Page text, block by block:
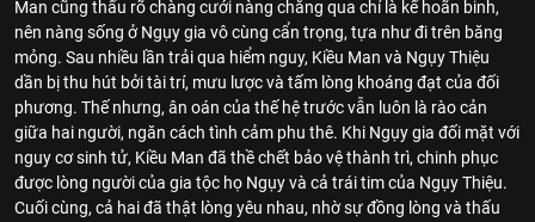
Man cũng thấu rõ chàng cưới nàng chẳng qua chỉ là kế hoãn binh,
nên nàng sống ở Ngụy gia vô cùng cẩn trọng, tựa như đi trên băng
mỏng. Sau nhiều lần trải qua hiểm nguy, Kiều Man và Ngụy Thiệu
dần bị thu hút bởi tài trí, mưu lược và tấm lòng khoáng đạt của đối
phương. Thế nhưng, ân oán của thế hệ trước vẫn luôn là rào cản
giữa hai người, ngăn cách tình cảm phu thê. Khi Ngụy gia đối mặt với
nguy cơ sinh tử, Kiều Man đã thề chết bảo vệ thành trì, chinh phục
được lòng người của gia tộc họ Ngụy và cả trái tim của Ngụy Thiệu.
Cuối cùng, cả hai đã thật lòng yêu nhau, nhờ sự đồng lòng và thấu